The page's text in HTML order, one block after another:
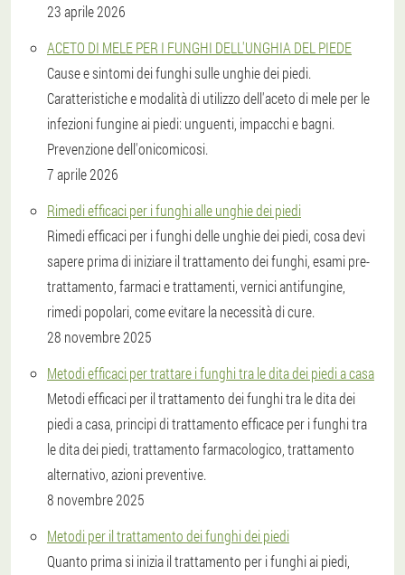
23 aprile 2026
ACETO DI MELE PER I FUNGHI DELL'UNGHIA DEL PIEDE
Cause e sintomi dei funghi sulle unghie dei piedi.
Caratteristiche e modalità di utilizzo dell'aceto di mele per le
infezioni fungine ai piedi: unguenti, impacchi e bagni.
Prevenzione dell'onicomicosi.
7 aprile 2026
Rimedi efficaci per i funghi alle unghie dei piedi
Rimedi efficaci per i funghi delle unghie dei piedi, cosa devi
sapere prima di iniziare il trattamento dei funghi, esami pre-
trattamento, farmaci e trattamenti, vernici antifungine,
rimedi popolari, come evitare la necessità di cure.
28 novembre 2025
Metodi efficaci per trattare i funghi tra le dita dei piedi a casa
Metodi efficaci per il trattamento dei funghi tra le dita dei
piedi a casa, principi di trattamento efficace per i funghi tra
le dita dei piedi, trattamento farmacologico, trattamento
alternativo, azioni preventive.
8 novembre 2025
Metodi per il trattamento dei funghi dei piedi
Quanto prima si inizia il trattamento per i funghi ai piedi,